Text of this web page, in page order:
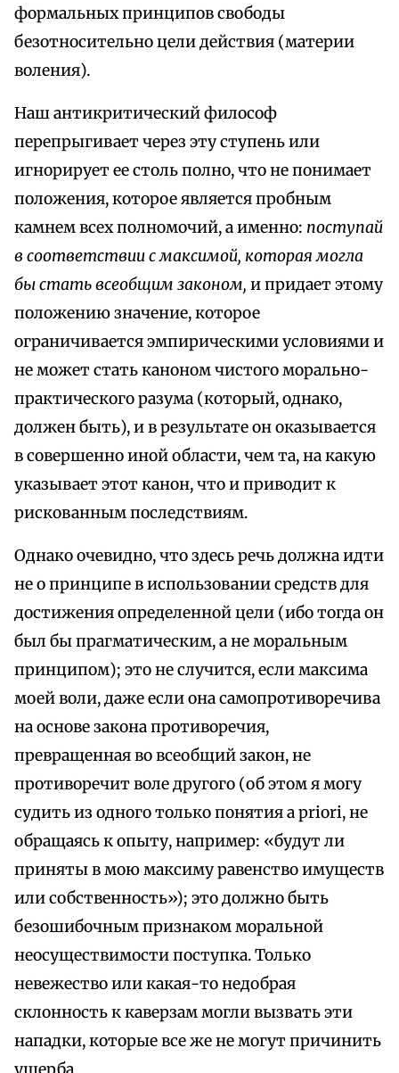
формальных принципов свободы
безотносительно цели действия (материи
воления).
Наш антикритический философ
перепрыгивает через эту ступень или
игнорирует ее столь полно, что не понимает
положения, которое является пробным
камнем всех полномочий, а именно: поступай
в соответствии с максимой, которая могла
бы стать всеобщим законом, и придает этому
положению значение, которое
ограничивается эмпирическими условиями и
не может стать каноном чистого морально-
практического разума (который, однако,
должен быть), и в результате он оказывается
в совершенно иной области, чем та, на какую
указывает этот канон, что и приводит к
рискованным последствиям.
Однако очевидно, что здесь речь должна идти
не о принципе в использовании средств для
достижения определенной цели (ибо тогда он
был бы прагматическим, а не моральным
принципом); это не случится, если максима
моей воли, даже если она самопротиворечива
на основе закона противоречия,
превращенная во всеобщий закон, не
противоречит воле другого (об этом я могу
судить из одного только понятия a priori, не
обращаясь к опыту, например: «будут ли
приняты в мою максиму равенство имуществ
или собственность»); это должно быть
безошибочным признаком моральной
неосуществимости поступка. Только
невежество или какая-то недобрая
склонность к каверзам могли вызвать эти
нападки, которые все же не могут причинить